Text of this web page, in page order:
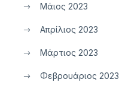
Μάιος 2023
Απρίλιος 2023
Μάρτιος 2023
Φεβρουάριος 2023